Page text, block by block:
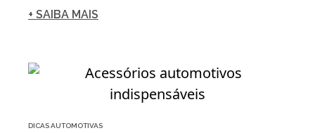
+ SAIBA MAIS
DICAS AUTOMOTIVAS